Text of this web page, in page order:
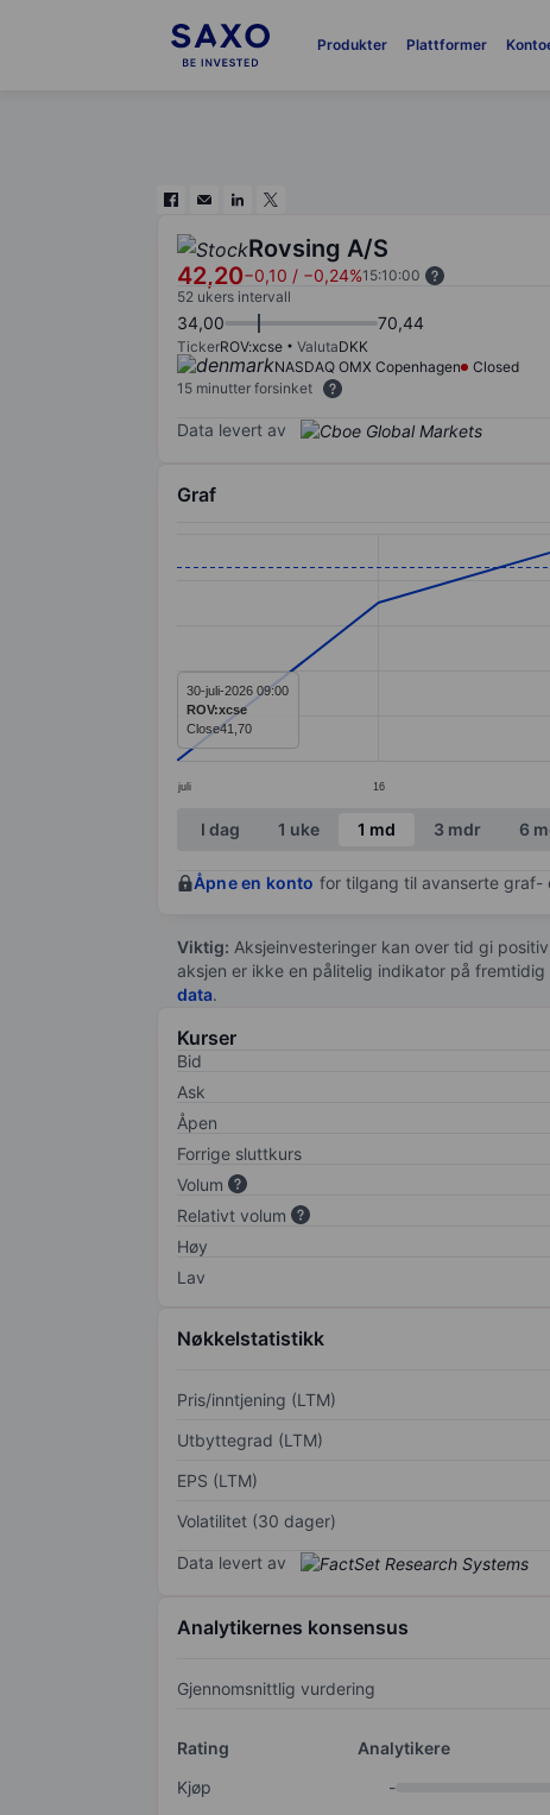
Produkter Plattformer
Rovsing A/S
42,20−0,10 / −0,24%15:10:00
52 ukers intervall
34,00 70,44
TickerROV:xcse ValutaDKK
NASDAQ OMX Copenhagen
Closed
15 minutter forsinket
Data levert av
Graf
Line chart with 7 data points.
The chart has 1 X axis displaying
The chart has 1 Y axis displaying
juli 16
30-juli-2026 09:00
ROV:xcse
Close41,70
End of interactive chart.
I dag 1 uke 1 md 3 mdr 6
Åpne en konto for tilgang til avanserte graf-
Viktig: Aksjeinvesteringer kan over tid gi
aksjen er ikke en pålitelig indikator på
data.
Kurser
Bid
Ask
Åpen
Forrige sluttkurs
Volum
Relativt volum
Høy
Lav
Nøkkelstatistikk
Pris/inntjening (LTM)
Utbyttegrad (LTM)
EPS (LTM)
Volatilitet (30 dager)
Data levert av
Analytikernes konsensus
Gjennomsnittlig vurdering
Rating
Analytikere
Kjøp
-